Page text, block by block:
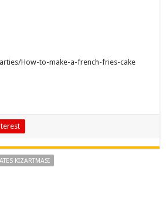
How-to-make-a-french-fries-cake
KIZARTMASI